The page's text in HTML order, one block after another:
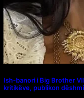
Ish-banori i Big Brother
kritikëve, publikon